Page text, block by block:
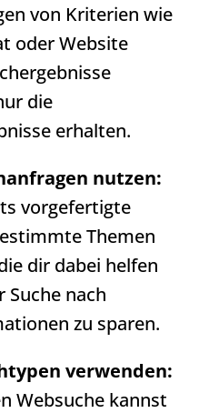
von Kriterien wie
oder Website
die
erhalten.
nutzen:
vorgefertigte
Themen
dir dabei helfen
Suche nach
zu sparen.
verwenden:
Websuche kannst